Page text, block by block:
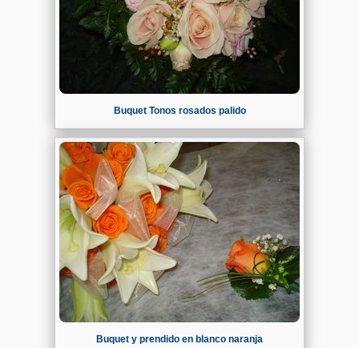
Buquet Tonos rosados palido
Buquet y prendido en blanco naranja